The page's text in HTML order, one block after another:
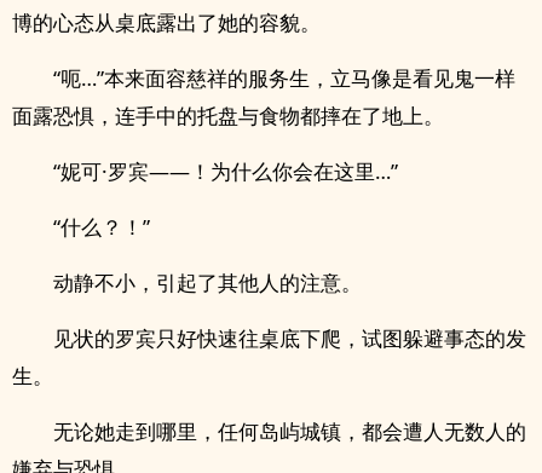
博的心态从桌底露出了她的容貌。
“呃…”本来面容慈祥的服务生，立马像是看见鬼一样
面露恐惧，连手中的托盘与食物都摔在了地上。
“妮可·罗宾——！为什么你会在这里…”
“什么？！”
动静不小，引起了其他人的注意。
见状的罗宾只好快速往桌底下爬，试图躲避事态的发
生。
无论她走到哪里，任何岛屿城镇，都会遭人无数人的